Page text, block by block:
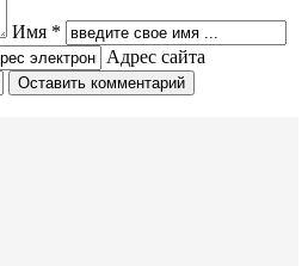
Имя *
Адрес сайта